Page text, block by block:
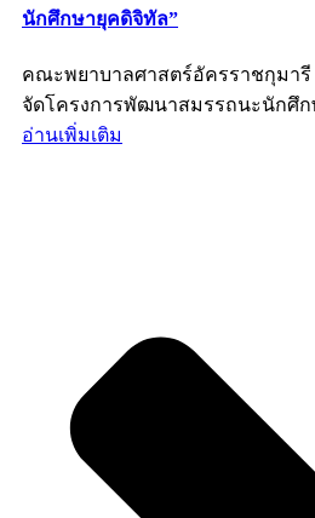
นักศึกษายุคดิจิทัล”
คณะพยาบาลศาสตร์อัครราชกุมา
จัดโครงการพัฒนาสมรรถนะนักศึ
อ่านเพิ่มเติม